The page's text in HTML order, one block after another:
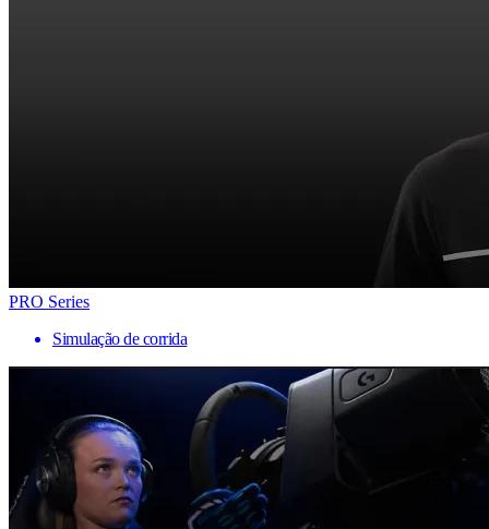
PRO Series
Simulação de corrida